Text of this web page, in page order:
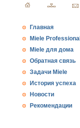
Главная
Miele Professional
Miele для дома
Обратная связь
Задачи Miele
История успеха
Новости
Рекомендации